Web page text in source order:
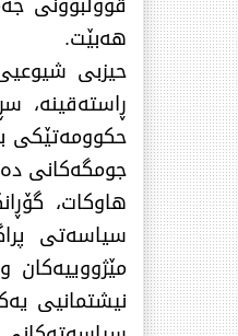
هەبێت.
حیزبی
ڕاستەقینە،
حكوومەتێكی
جومگەكانی
هاوكات،
سیاسەتی
نیشتمانیی